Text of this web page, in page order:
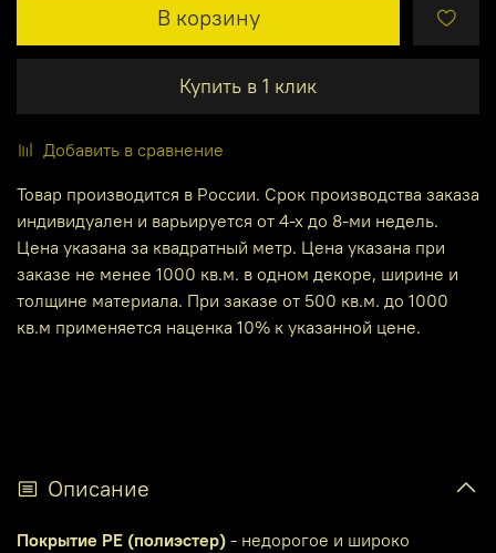
В корзину
Купить в 1 клик
Добавить в сравнение
Товар производится в России. Срок производства заказа
индивидуален и варьируется от 4-х до 8-ми недель.
Цена указана за квадратный метр. Цена указана при
заказе не менее 1000 кв.м. в одном декоре, ширине и
толщине материала. При заказе от 500 кв.м. до 1000
кв.м применяется наценка 10% к указанной цене.
Описание
Покрытие PE (полиэстер) - недорогое и широко